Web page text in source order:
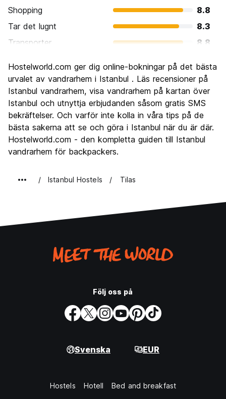
Shopping
8.8
Tar det lugnt
8.3
Transporter
8.8
Kultur
9.6
Festa
8.3
Värde för pengarna
8.6
Hostelworld.com ger dig online-bokningar på det bästa
urvalet av vandrarhem i Istanbul . Läs recensioner på
Istanbul vandrarhem, visa vandrarhem på kartan över
Istanbul och utnyttja erbjudanden såsom gratis SMS
bekräftelser. Och varför inte kolla in våra tips på de
bästa sakerna att se och göra i Istanbul när du är där.
Hostelworld.com - den kompletta guiden till Istanbul
vandrarhem för backpackers.
Istanbul Hostels Tilas
Följ oss på
Svenska EUR
Hostels Hotell Bed and breakfast